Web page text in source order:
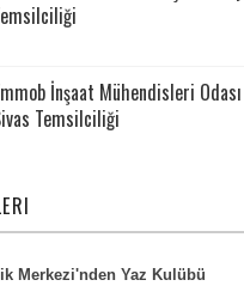
İnşaat Mühendisleri Odası
Temsilciliği
Merkezi'nden Yaz Kulübü